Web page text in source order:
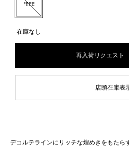
FREE
在庫なし
再入荷リクエスト
店頭在庫表
デコルテラインにリッチな煌めきをもたら